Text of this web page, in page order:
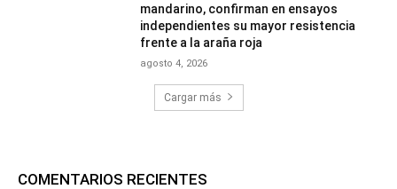
mandarino, confirman en ensayos
independientes su mayor resistencia
frente a la araña roja
agosto 4, 2026
Cargar más
COMENTARIOS RECIENTES